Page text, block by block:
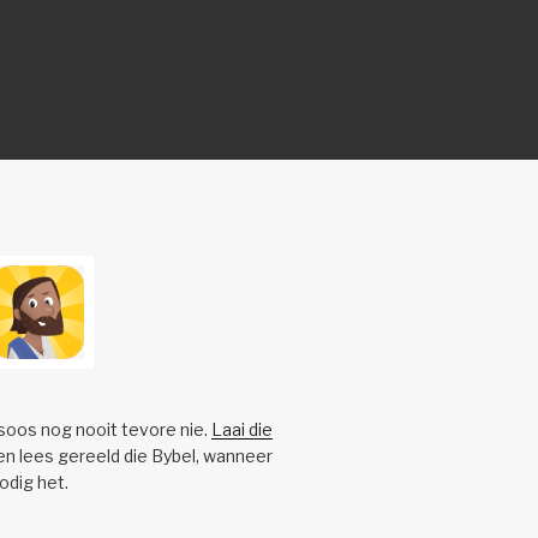
nog nooit tevore nie. Laai die
lees gereeld die Bybel, wanneer
het.